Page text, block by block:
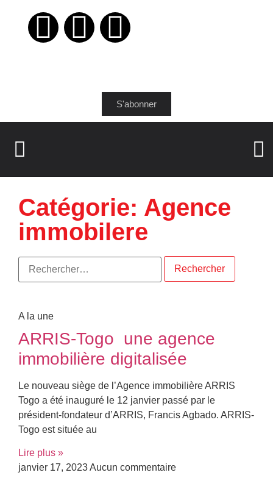
S'abonner
Catégorie: Agence
immobilere
A la une
ARRIS-Togo une agence
immobilière digitalisée
Le nouveau siège de l’Agence immobilière ARRIS
Togo a été inauguré le 12 janvier passé par le
président-fondateur d’ARRIS, Francis Agbado. ARRIS-
Togo est située au
Lire plus »
janvier 17, 2023Aucun commentaire